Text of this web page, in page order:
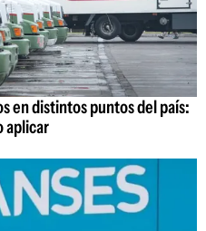
en distintos puntos del país:
aplicar